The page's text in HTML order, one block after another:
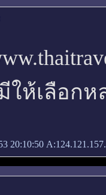
ให้เลือกห
20:10:50